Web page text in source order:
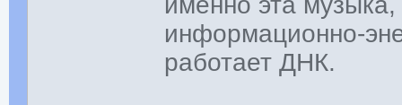
информационно-
работает ДНК.